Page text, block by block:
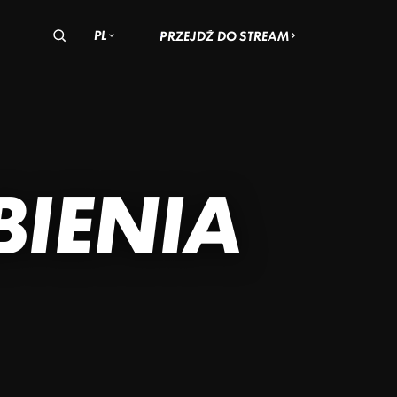
PL PRZEJDŹ DO STREAM